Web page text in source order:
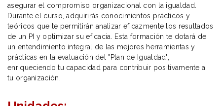
asegurar el compromiso organizacional con la igualdad.
Durante el curso, adquirirás conocimientos prácticos y
teóricos que te permitirán analizar eficazmente los resultados
de un PI y optimizar su eficacia. Esta formación te dotará de
un entendimiento integral de las mejores herramientas y
prácticas en la evaluación del "Plan de Igualdad",
enriqueciendo tu capacidad para contribuir positivamente a
tu organización.